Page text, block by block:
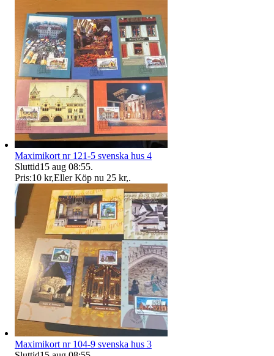
Maximikort nr 121-5 svenska hus 4
Sluttid15 aug 08:55.
Pris:10 kr,Eller Köp nu 25 kr,.
Maximikort nr 104-9 svenska hus 3